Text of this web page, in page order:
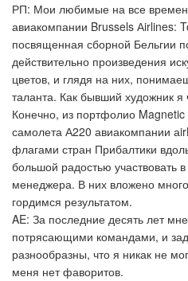
РП: Мои любимые на все
авиакомпании Brussels Аirlines:
посвященная сборной Бельгии
действительно произведения
цветов, и глядя на них,
таланта. Как бывший художник я
Конечно, из портфолио
самолета А220 авиакомпании
флагами стран Прибалтики
большой радостью участвовать
менеджера. В них вложено
гордимся результатом.
AE: За последние десять лет
потрясающими командами, и
разнообразны, что я никак не
меня нет фаворитов.